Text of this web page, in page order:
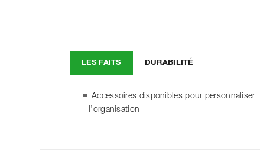
LES FAITS DURABILITÉ
Accessoires disponibles pour personnaliser
l’organisation